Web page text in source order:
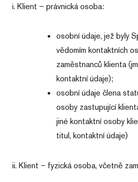
i. Klient – právnická osoba:
osobní údaje, jež byly
vědomím kontaktních
zaměstnanců klienta
kontaktní údaje);
osobní údaje člena
osoby zastupující
jiné kontaktní osoby
titul, kontaktní údaje)
ii. Klient – fyzická osoba, včetně